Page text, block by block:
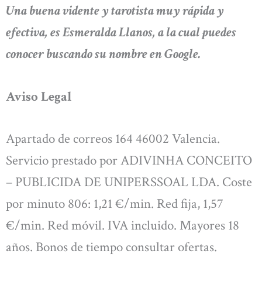
Una buena vidente y tarotista muy rápida y
efectiva, es Esmeralda Llanos, a la cual puedes
conocer buscando su nombre en Google.
Aviso Legal
Apartado de correos 164 46002 Valencia.
Servicio prestado por ADIVINHA CONCEITO
– PUBLICIDA DE UNIPERSSOAL LDA. Coste
por minuto 806: 1,21 €/min. Red fija, 1,57
€/min. Red móvil. IVA incluido. Mayores 18
años. Bonos de tiempo consultar ofertas.